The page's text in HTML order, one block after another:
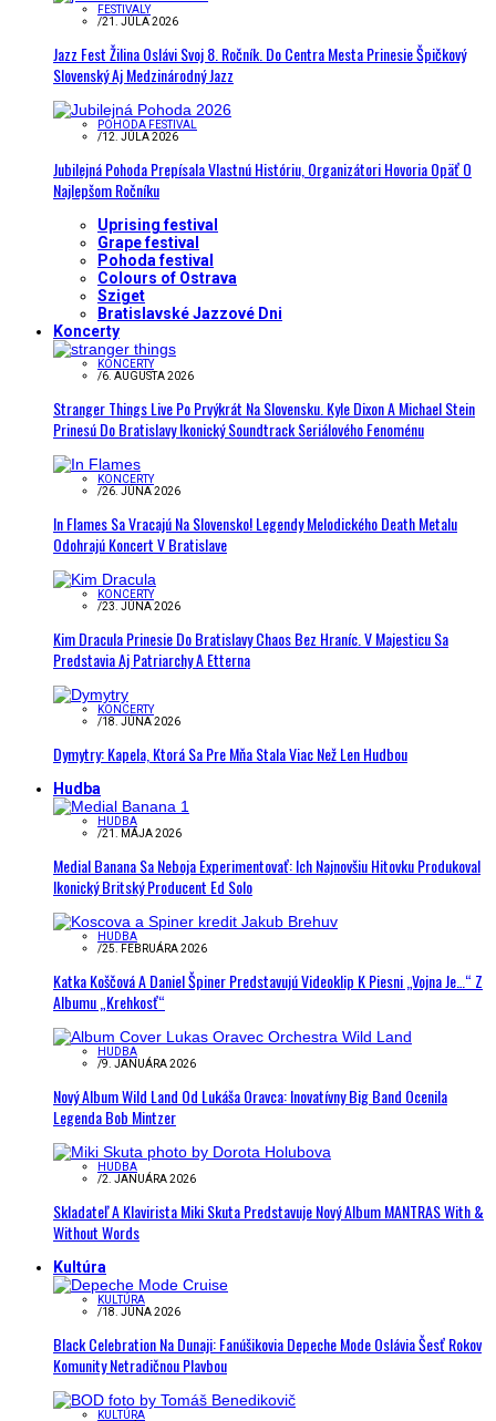
FESTIVALY
/21. JÚLA 2026
Jazz Fest Žilina Oslávi Svoj 8. Ročník. Do Centra Mesta Prinesie Špičkový
Slovenský Aj Medzinárodný Jazz
POHODA FESTIVAL
/12. JÚLA 2026
Jubilejná Pohoda Prepísala Vlastnú Históriu, Organizátori Hovoria Opäť O
Najlepšom Ročníku
Uprising festival
Grape festival
Pohoda festival
Colours of Ostrava
Sziget
Bratislavské Jazzové Dni
Koncerty
KONCERTY
/6. AUGUSTA 2026
Stranger Things Live Po Prvýkrát Na Slovensku. Kyle Dixon A Michael Stein
Prinesú Do Bratislavy Ikonický Soundtrack Seriálového Fenoménu
KONCERTY
/26. JÚNA 2026
In Flames Sa Vracajú Na Slovensko! Legendy Melodického Death Metalu
Odohrajú Koncert V Bratislave
KONCERTY
/23. JÚNA 2026
Kim Dracula Prinesie Do Bratislavy Chaos Bez Hraníc. V Majesticu Sa
Predstavia Aj Patriarchy A Etterna
KONCERTY
/18. JÚNA 2026
Dymytry: Kapela, Ktorá Sa Pre Mňa Stala Viac Než Len Hudbou
Hudba
HUDBA
/21. MÁJA 2026
Medial Banana Sa Neboja Experimentovať: Ich Najnovšiu Hitovku Produkoval
Ikonický Britský Producent Ed Solo
HUDBA
/25. FEBRUÁRA 2026
Katka Koščová A Daniel Špiner Predstavujú Videoklip K Piesni „Vojna Je…“ Z
Albumu „Krehkosť“
HUDBA
/9. JANUÁRA 2026
Nový Album Wild Land Od Lukáša Oravca: Inovatívny Big Band Ocenila
Legenda Bob Mintzer
HUDBA
/2. JANUÁRA 2026
Skladateľ A Klavirista Miki Skuta Predstavuje Nový Album MANTRAS With &
Without Words
Kultúra
KULTÚRA
/18. JÚNA 2026
Black Celebration Na Dunaji: Fanúšikovia Depeche Mode Oslávia Šesť Rokov
Komunity Netradičnou Plavbou
KULTÚRA